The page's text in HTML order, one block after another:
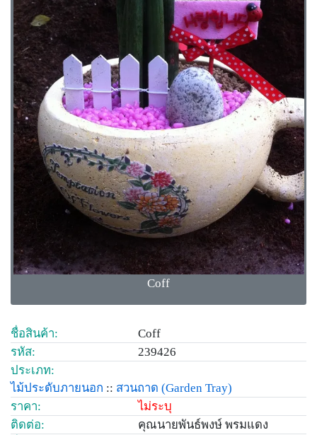
Coff
ชื่อสินค้า:
Coff
รหัส:
239426
ประเภท:
ไม้ประดับภายนอก :: สวนถาด (Garden Tray)
ราคา:
ไม่ระบุ
ติดต่อ:
คุณนายพันธ์พงษ์ พรมแดง